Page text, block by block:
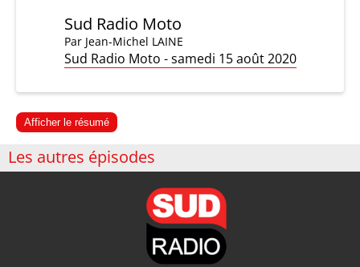
Sud Radio Moto
Par Jean-Michel LAINE
Sud Radio Moto - samedi 15 août 2020
Afficher le résumé
Les autres épisodes